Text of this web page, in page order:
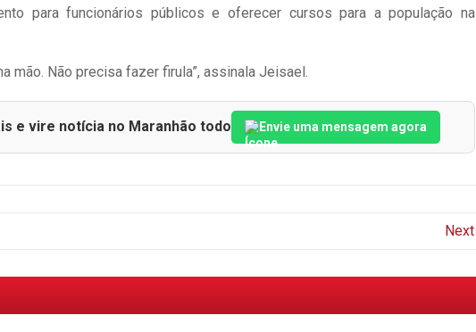
para funcionários públicos e oferecer cursos para a população na
mão. Não precisa fazer firula”, assinala Jeisael.
e vire notícia no Maranhão todo Envie uma mensagem agora
Next